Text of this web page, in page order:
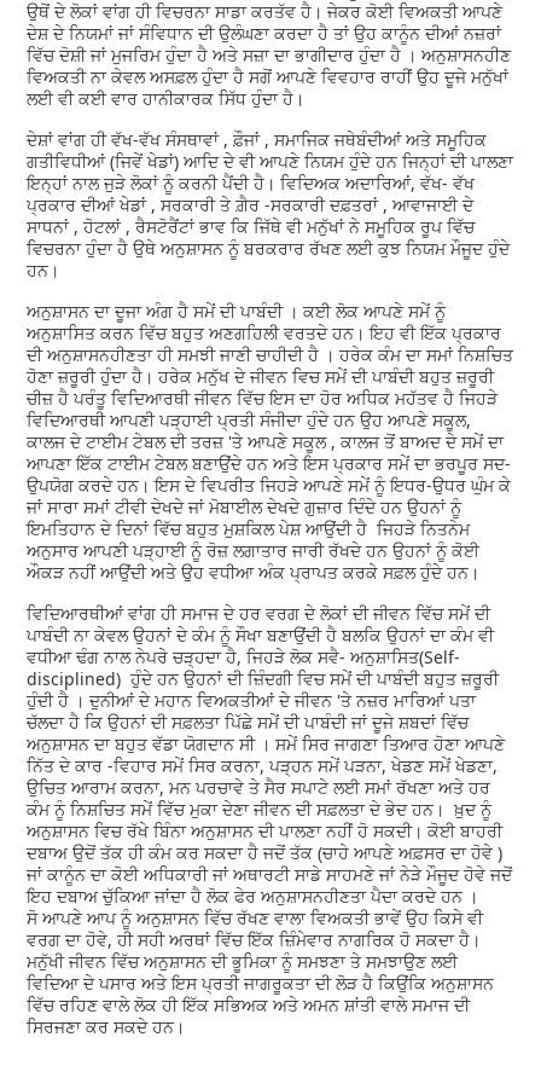
ਉਥੋਂ ਦੇ ਲੋਕਾਂ ਵਾਂਗ ਹੀ ਵਿਚਰਨਾ ਸਾਡਾ ਕਰਤੱਵ ਹੈ। ਜੇਕਰ ਕੋਈ ਵਿਅਕਤੀ ਆਪਣੇ
ਦੇਸ਼ ਦੇ ਨਿਯਮਾਂ ਜਾਂ ਸੰਵਿਧਾਨ ਦੀ ਉਲੰਘਣਾ ਕਰਦਾ ਹੈ ਤਾਂ ਉਹ ਕਾਨੂੰਨ ਦੀਆਂ ਨਜ਼ਰਾਂ
ਵਿੱਚ ਦੋਸ਼ੀ ਜਾਂ ਮੁਜਰਿਮ ਹੁੰਦਾ ਹੈ ਅਤੇ ਸਜ਼ਾ ਦਾ ਭਾਗੀਦਾਰ ਹੁੰਦਾ ਹੈ । ਅਨੁਸ਼ਾਸਨਹੀਣ
ਵਿਅਕਤੀ ਨਾ ਕੇਵਲ ਅਸਫ਼ਲ ਹੁੰਦਾ ਹੈ ਸਗੋਂ ਆਪਣੇ ਵਿਵਹਾਰ ਰਾਹੀਂ ਉਹ ਦੂਜੇ ਮਨੁੱਖਾਂ
ਲਈ ਵੀ ਕਈ ਵਾਰ ਹਾਨੀਕਾਰਕ ਸਿੱਧ ਹੁੰਦਾ ਹੈ।
ਦੇਸ਼ਾਂ ਵਾਂਗ ਹੀ ਵੱਖ-ਵੱਖ ਸੰਸਥਾਵਾਂ , ਫ਼ੌਜਾਂ , ਸਮਾਜਿਕ ਜਥੇਬੰਦੀਆਂ ਅਤੇ ਸਮੂਹਿਕ
ਗਤੀਵਿਧੀਆਂ (ਜਿਵੇਂ ਖੇਡਾਂ) ਆਦਿ ਦੇ ਵੀ ਆਪਣੇ ਨਿਯਮ ਹੁੰਦੇ ਹਨ ਜਿਨ੍ਹਾਂ ਦੀ ਪਾਲਣਾ
ਇਨ੍ਹਾਂ ਨਾਲ ਜੁੜੇ ਲੋਕਾਂ ਨੂੰ ਕਰਨੀ ਪੈਂਦੀ ਹੈ। ਵਿਦਿਅਕ ਅਦਾਰਿਆਂ, ਵੱਖ- ਵੱਖ
ਪ੍ਰਕਾਰ ਦੀਆਂ ਖੇਡਾਂ , ਸਰਕਾਰੀ ਤੇ ਗ਼ੈਰ -ਸਰਕਾਰੀ ਦਫ਼ਤਰਾਂ , ਆਵਾਜਾਈ ਦੇ
ਸਾਧਨਾਂ , ਹੋਟਲਾਂ , ਰੈਸਟੋਰੈਂਟਾਂ ਭਾਵ ਕਿ ਜਿੱਥੇ ਵੀ ਮਨੁੱਖਾਂ ਨੇ ਸਮੂਹਿਕ ਰੂਪ ਵਿੱਚ
ਵਿਚਰਨਾ ਹੁੰਦਾ ਹੈ ਉਥੇ ਅਨੁਸ਼ਾਸਨ ਨੂੰ ਬਰਕਰਾਰ ਰੱਖਣ ਲਈ ਕੁਝ ਨਿਯਮ ਮੌਜੂਦ ਹੁੰਦੇ
ਹਨ।
ਅਨੁਸ਼ਾਸਨ ਦਾ ਦੂਜਾ ਅੰਗ ਹੈ ਸਮੇਂ ਦੀ ਪਾਬੰਦੀ । ਕਈ ਲੋਕ ਆਪਣੇ ਸਮੇਂ ਨੂੰ
ਅਨੁਸ਼ਾਸਿਤ ਕਰਨ ਵਿੱਚ ਬਹੁਤ ਅਣਗਹਿਲੀ ਵਰਤਦੇ ਹਨ। ਇਹ ਵੀ ਇੱਕ ਪ੍ਰਕਾਰ
ਦੀ ਅਨੁਸ਼ਾਸਨਹੀਣਤਾ ਹੀ ਸਮਝੀ ਜਾਣੀ ਚਾਹੀਦੀ ਹੈ । ਹਰੇਕ ਕੰਮ ਦਾ ਸਮਾਂ ਨਿਸ਼ਚਿਤ
ਹੋਣਾ ਜ਼ਰੂਰੀ ਹੁੰਦਾ ਹੈ। ਹਰੇਕ ਮਨੁੱਖ ਦੇ ਜੀਵਨ ਵਿਚ ਸਮੇਂ ਦੀ ਪਾਬੰਦੀ ਬਹੁਤ ਜ਼ਰੂਰੀ
ਚੀਜ਼ ਹੈ ਪਰੰਤੂ ਵਿਦਿਆਰਥੀ ਜੀਵਨ ਵਿੱਚ ਇਸ ਦਾ ਹੋਰ ਅਧਿਕ ਮਹੱਤਵ ਹੈ ਜਿਹੜੇ
ਵਿਦਿਆਰਥੀ ਆਪਣੀ ਪੜ੍ਹਾਈ ਪ੍ਰਤੀ ਸੰਜੀਦਾ ਹੁੰਦੇ ਹਨ ਉਹ ਆਪਣੇ ਸਕੂਲ,
ਕਾਲਜ ਦੇ ਟਾਈਮ ਟੇਬਲ ਦੀ ਤਰਜ਼ 'ਤੇ ਆਪਣੇ ਸਕੂਲ , ਕਾਲਜ ਤੋਂ ਬਾਅਦ ਦੇ ਸਮੇਂ ਦਾ
ਆਪਣਾ ਇੱਕ ਟਾਈਮ ਟੇਬਲ ਬਣਾਉਂਦੇ ਹਨ ਅਤੇ ਇਸ ਪ੍ਰਕਾਰ ਸਮੇਂ ਦਾ ਭਰਪੂਰ ਸਦ-
ਉਪਯੋਗ ਕਰਦੇ ਹਨ। ਇਸ ਦੇ ਵਿਪਰੀਤ ਜਿਹੜੇ ਆਪਣੇ ਸਮੇਂ ਨੂੰ ਇਧਰ-ਉਧਰ ਘੁੰਮ ਕੇ
ਜਾਂ ਸਾਰਾ ਸਮਾਂ ਟੀਵੀ ਦੇਖਦੇ ਜਾਂ ਮੋਬਾਈਲ ਦੇਖਦੇ ਗੁਜ਼ਾਰ ਦਿੰਦੇ ਹਨ ਉਹਨਾਂ ਨੂੰ
ਇਮਤਿਹਾਨ ਦੇ ਦਿਨਾਂ ਵਿੱਚ ਬਹੁਤ ਮੁਸ਼ਕਿਲ ਪੇਸ਼ ਆਉਂਦੀ ਹੈ ਜਿਹੜੇ ਨਿਤਨੇਮ
ਅਨੁਸਾਰ ਆਪਣੀ ਪੜ੍ਹਾਈ ਨੂੰ ਰੋਜ਼ ਲਗਾਤਾਰ ਜਾਰੀ ਰੱਖਦੇ ਹਨ ਉਹਨਾਂ ਨੂੰ ਕੋਈ
ਔਕੜ ਨਹੀਂ ਆਉਂਦੀ ਅਤੇ ਉਹ ਵਧੀਆ ਅੰਕ ਪ੍ਰਾਪਤ ਕਰਕੇ ਸਫ਼ਲ ਹੁੰਦੇ ਹਨ।
ਵਿਦਿਆਰਥੀਆਂ ਵਾਂਗ ਹੀ ਸਮਾਜ ਦੇ ਹਰ ਵਰਗ ਦੇ ਲੋਕਾਂ ਦੀ ਜੀਵਨ ਵਿੱਚ ਸਮੇਂ ਦੀ
ਪਾਬੰਦੀ ਨਾ ਕੇਵਲ ਉਹਨਾਂ ਦੇ ਕੰਮ ਨੂੰ ਸੌਖਾ ਬਣਾਉਂਦੀ ਹੈ ਬਲਕਿ ਉਹਨਾਂ ਦਾ ਕੰਮ ਵੀ
ਵਧੀਆ ਢੰਗ ਨਾਲ ਨੇਪਰੇ ਚੜ੍ਹਦਾ ਹੈ, ਜਿਹੜੇ ਲੋਕ ਸਵੈ- ਅਨੁਸ਼ਾਸਿਤ(Self-
disciplined) ਹੁੰਦੇ ਹਨ ਉਹਨਾਂ ਦੀ ਜ਼ਿੰਦਗੀ ਵਿਚ ਸਮੇਂ ਦੀ ਪਾਬੰਦੀ ਬਹੁਤ ਜ਼ਰੂਰੀ
ਹੁੰਦੀ ਹੈ । ਦੁਨੀਆਂ ਦੇ ਮਹਾਨ ਵਿਅਕਤੀਆਂ ਦੇ ਜੀਵਨ 'ਤੇ ਨਜ਼ਰ ਮਾਰਿਆਂ ਪਤਾ
ਚੱਲਦਾ ਹੈ ਕਿ ਉਹਨਾਂ ਦੀ ਸਫ਼ਲਤਾ ਪਿੱਛੇ ਸਮੇਂ ਦੀ ਪਾਬੰਦੀ ਜਾਂ ਦੂਜੇ ਸ਼ਬਦਾਂ ਵਿੱਚ
ਅਨੁਸ਼ਾਸਨ ਦਾ ਬਹੁਤ ਵੱਡਾ ਯੋਗਦਾਨ ਸੀ । ਸਮੇਂ ਸਿਰ ਜਾਗਣਾ ਤਿਆਰ ਹੋਣਾ ਆਪਣੇ
ਨਿੱਤ ਦੇ ਕਾਰ -ਵਿਹਾਰ ਸਮੇਂ ਸਿਰ ਕਰਨਾ, ਪੜ੍ਹਨ ਸਮੇਂ ਪੜਨਾ, ਖੇਡਣ ਸਮੇਂ ਖੇਡਣਾ,
ਉਚਿਤ ਆਰਾਮ ਕਰਨਾ, ਮਨ ਪਰਚਾਵੇ ਤੇ ਸੈਰ ਸਪਾਟੇ ਲਈ ਸਮਾਂ ਰੱਖਣਾ ਅਤੇ ਹਰ
ਕੰਮ ਨੂੰ ਨਿਸ਼ਚਿਤ ਸਮੇਂ ਵਿੱਚ ਮੁਕਾ ਦੇਣਾ ਜੀਵਨ ਦੀ ਸਫ਼ਲਤਾ ਦੇ ਭੇਦ ਹਨ। ਖ਼ੁਦ ਨੂੰ
ਅਨੁਸ਼ਾਸਨ ਵਿਚ ਰੱਖੇ ਬਿੰਨਾ ਅਨੁਸ਼ਾਸਨ ਦੀ ਪਾਲਣਾ ਨਹੀਂ ਹੋ ਸਕਦੀ। ਕੋਈ ਬਾਹਰੀ
ਦਬਾਅ ਉਦੋਂ ਤੱਕ ਹੀ ਕੰਮ ਕਰ ਸਕਦਾ ਹੈ ਜਦੋਂ ਤੱਕ (ਚਾਹੇ ਆਪਣੇ ਅਫ਼ਸਰ ਦਾ ਹੋਵੇ )
ਜਾਂ ਕਾਨੂੰਨ ਦਾ ਕੋਈ ਅਧਿਕਾਰੀ ਜਾਂ ਅਥਾਰਟੀ ਸਾਡੇ ਸਾਹਮਣੇ ਜਾਂ ਨੇੜੇ ਮੌਜੂਦ ਹੋਵੇ ਜਦੋਂ
ਇਹ ਦਬਾਅ ਚੁੱਕਿਆ ਜਾਂਦਾ ਹੈ ਲੋਕ ਫੇਰ ਅਨੁਸ਼ਾਸਨਹੀਣਤਾ ਪੈਦਾ ਕਰਦੇ ਹਨ ।
ਸੋ ਆਪਣੇ ਆਪ ਨੂੰ ਅਨੁਸ਼ਾਸਨ ਵਿੱਚ ਰੱਖਣ ਵਾਲਾ ਵਿਅਕਤੀ ਭਾਵੇਂ ਉਹ ਕਿਸੇ ਵੀ
ਵਰਗ ਦਾ ਹੋਵੇ, ਹੀ ਸਹੀ ਅਰਥਾਂ ਵਿੱਚ ਇੱਕ ਜ਼ਿੰਮੇਵਾਰ ਨਾਗਰਿਕ ਹੋ ਸਕਦਾ ਹੈ।
ਮਨੁੱਖੀ ਜੀਵਨ ਵਿੱਚ ਅਨੁਸ਼ਾਸਨ ਦੀ ਭੂਮਿਕਾ ਨੂੰ ਸਮਝਣਾ ਤੇ ਸਮਝਾਉਣ ਲਈ
ਵਿਦਿਆ ਦੇ ਪਸਾਰ ਅਤੇ ਇਸ ਪ੍ਰਤੀ ਜਾਗਰੂਕਤਾ ਦੀ ਲੋੜ ਹੈ ਕਿਉਂਕਿ ਅਨੁਸ਼ਾਸਨ
ਵਿੱਚ ਰਹਿਣ ਵਾਲੇ ਲੋਕ ਹੀ ਇੱਕ ਸਭਿਅਕ ਅਤੇ ਅਮਨ ਸ਼ਾਂਤੀ ਵਾਲੇ ਸਮਾਜ ਦੀ
ਸਿਰਜਣਾ ਕਰ ਸਕਦੇ ਹਨ।